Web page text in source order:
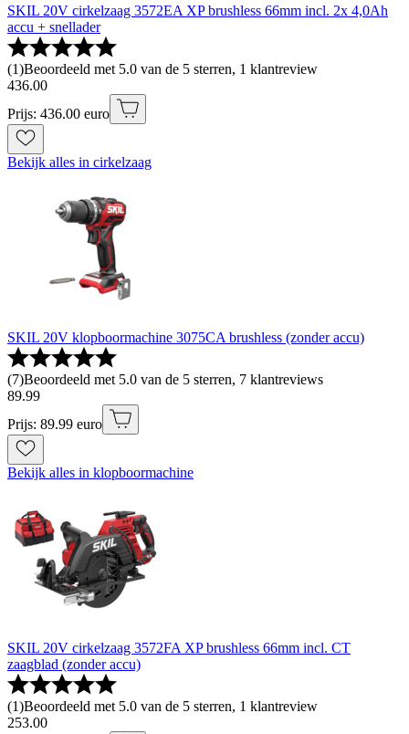
SKIL 20V cirkelzaag 3572EA XP brushless 66mm incl. 2x 4,0Ah
accu + snellader
(1)Beoordeeld met 5.0 van de 5 sterren, 1 klantreview
436.00
Prijs: 436.00 euro
Bekijk alles in cirkelzaag
SKIL 20V klopboormachine 3075CA brushless (zonder accu)
(7)Beoordeeld met 5.0 van de 5 sterren, 7 klantreviews
89.99
Prijs: 89.99 euro
Bekijk alles in klopboormachine
SKIL 20V cirkelzaag 3572FA XP brushless 66mm incl. CT
zaagblad (zonder accu)
(1)Beoordeeld met 5.0 van de 5 sterren, 1 klantreview
253.00